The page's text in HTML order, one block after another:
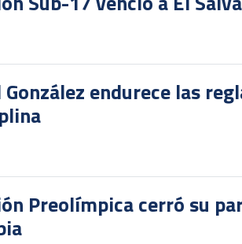
González endurece las
Preolímpica cerró su